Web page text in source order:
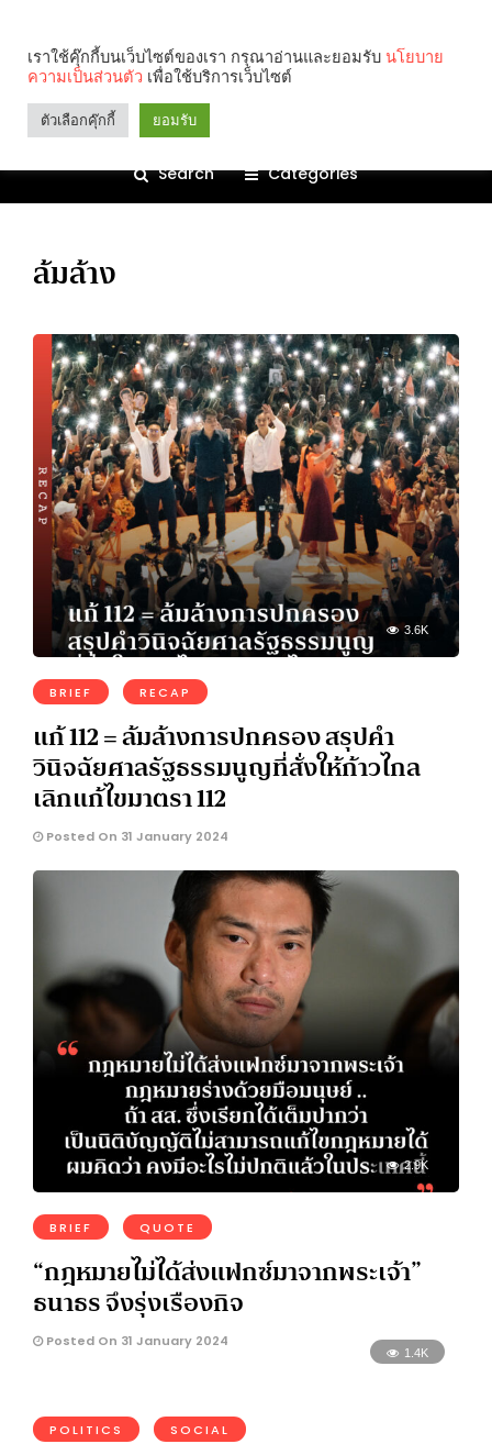
Search Categories
ล้มล้าง
3.6K
BRIEF RECAP
แก้ 112 = ล้มล้างการปกครอง สรุปคำ
วินิจฉัยศาลรัฐธรรมนูญที่สั่งให้ก้าวไกล
เลิกแก้ไขมาตรา 112
Posted On 31 January 2024
2.9K
BRIEF QUOTE
“กฎหมายไม่ได้ส่งแฟกซ์มาจากพระเจ้า”
ธนาธร จึงรุ่งเรืองกิจ
Posted On 31 January 2024
1.4K
POLITICS SOCIAL
เราใช้คุ๊กกี้บนเว็บไซต์ของเรา กรุณาอ่านและยอมรับ นโยบาย
ความเป็นส่วนตัว เพื่อใช้บริการเว็บไซต์
ตัวเลือกคุ๊กกี้ ยอมรับ